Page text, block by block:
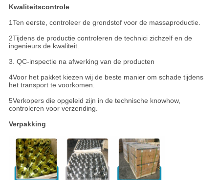
Kwaliteitscontrole
1Ten eerste, controleer de grondstof voor de massaproductie.
2Tijdens de productie controleren de technici zichzelf en de
ingenieurs de kwaliteit.
3. QC-inspectie na afwerking van de producten
4Voor het pakket kiezen wij de beste manier om schade tijdens
het transport te voorkomen.
5Verkopers die opgeleid zijn in de technische knowhow,
controleren voor verzending.
Verpakking